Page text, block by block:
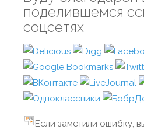
поделившемся
соцсетях
Если заметили ошибку,